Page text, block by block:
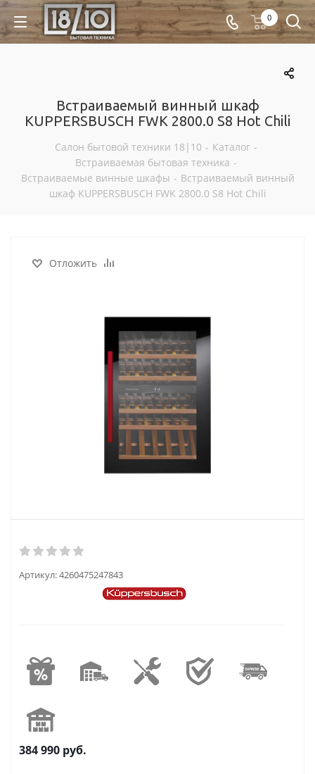
0
Встраиваемый винный шкаф
KUPPERSBUSCH FWK 2800.0 S8 Hot Chili
Салон бытовой техники 18|10 - Каталог -
Встраиваемая бытовая техника -
Встраиваемые винные шкафы - Встраиваемый винный
шкаф KUPPERSBUSCH FWK 2800.0 S8 Hot Chili
Отложить
Артикул:4260475247843
384 990 руб.